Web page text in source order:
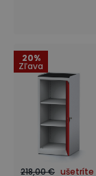
20%
Zľava
218,00 € ušetríte